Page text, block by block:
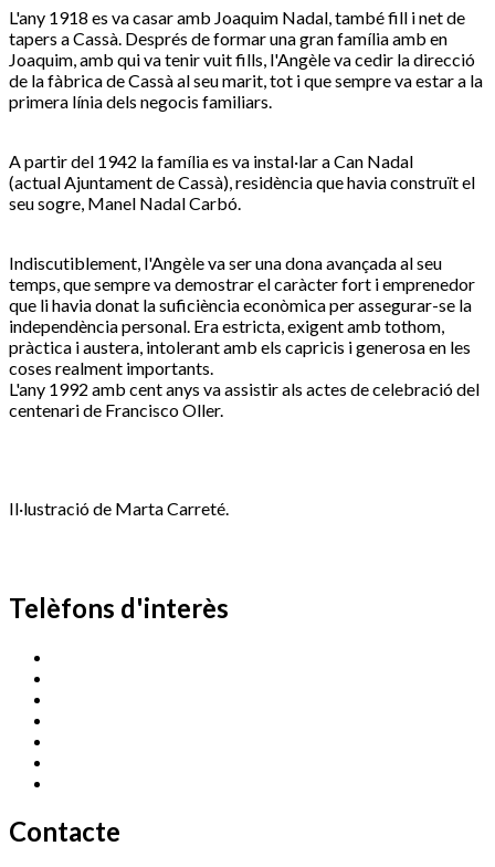
L'any 1918 es va casar amb Joaquim Nadal, també fill i net de
tapers a Cassà. Després de formar una gran família amb en
Joaquim, amb qui va tenir vuit fills, l'Angèle va cedir la direcció
de la fàbrica de Cassà al seu marit, tot i que sempre va estar a la
primera línia dels negocis familiars.
A partir del 1942 la família es va instal·lar a Can Nadal
(actual Ajuntament de Cassà), residència que havia construït el
seu sogre, Manel Nadal Carbó.
Indiscutiblement, l'Angèle va ser una dona avançada al seu
temps, que sempre va demostrar el caràcter fort i emprenedor
que li havia donat la suficiència econòmica per assegurar-se la
independència personal. Era estricta, exigent amb tothom,
pràctica i austera, intolerant amb els capricis i generosa en les
coses realment importants.
L'any 1992 amb cent anys va assistir als actes de celebració del
centenari de Francisco Oller.
Il·lustració de Marta Carreté.
Telèfons d'interès
Contacte